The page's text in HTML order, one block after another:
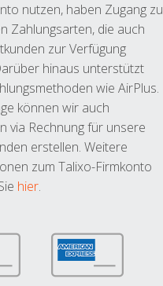
nutzen, haben Zugang zu
Zahlungsarten, die auch
zur Verfügung
hinaus unterstützt
wie AirPlus.
können wir auch
via Rechnung für unsere
erstellen. Weitere
zum Talixo-Firmkonto
hier.